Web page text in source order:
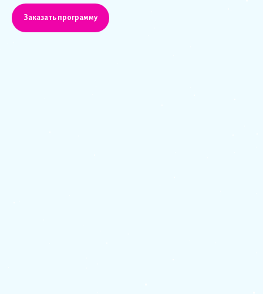
Заказать программу